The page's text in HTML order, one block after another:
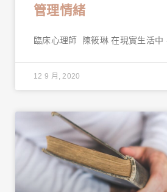
管理情緒
臨床心理師 陳筱琳 在現實生活中
12 9 月, 2020